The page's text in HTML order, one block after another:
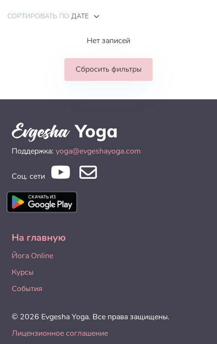
СОРТИРОВАТЬ ПО ДАТЕ
Нет записей
Сбросить фильтры
Поддержка: yoga@evgeshayoga.com
Соц. сети
На главную
Йога Online
Курсы
События
© 2026 Evgesha Yoga. Все права защищены.
Лицензионное соглашение